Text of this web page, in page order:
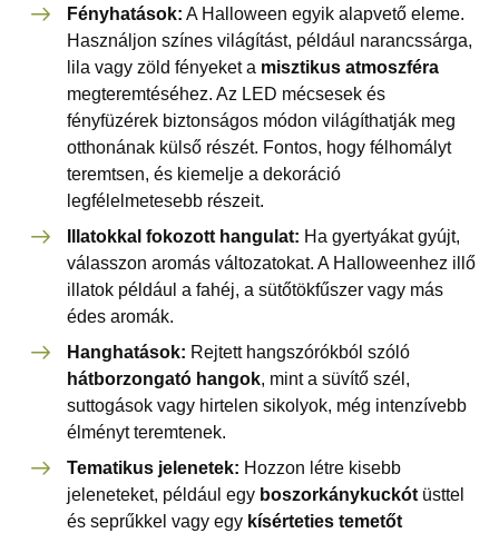
Fényhatások: A Halloween egyik alapvető eleme.
Használjon színes világítást, például narancssárga,
lila vagy zöld fényeket a misztikus atmoszféra
megteremtéséhez. Az LED mécsesek és
fényfüzérek biztonságos módon világíthatják meg
otthonának külső részét. Fontos, hogy félhomályt
teremtsen, és kiemelje a dekoráció
legfélelmetesebb részeit.
Illatokkal fokozott hangulat: Ha gyertyákat gyújt,
válasszon aromás változatokat. A Halloweenhez illő
illatok például a fahéj, a sütőtökfűszer vagy más
édes aromák.
Hanghatások: Rejtett hangszórókból szóló
hátborzongató hangok, mint a süvítő szél,
suttogások vagy hirtelen sikolyok, még intenzívebb
élményt teremtenek.
Tematikus jelenetek: Hozzon létre kisebb
jeleneteket, például egy boszorkánykuckótüsttel
és seprűkkel vagy egy kísérteties temetőt